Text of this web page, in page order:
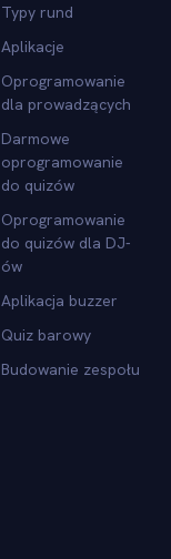
Typy rund
Aplikacje
Oprogramowanie
dla prowadzących
Darmowe
oprogramowanie
do quizów
Oprogramowanie
do quizów dla DJ-
ów
Aplikacja buzzer
Quiz barowy
Budowanie zespołu